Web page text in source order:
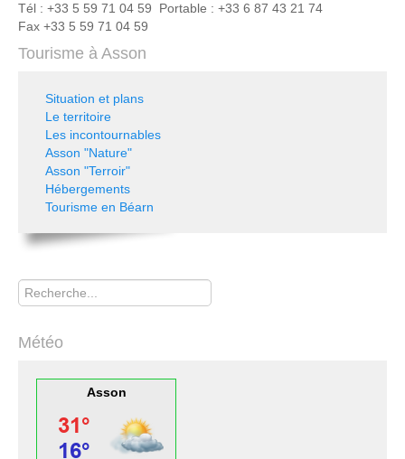
Tél : +33 5 59 71 04 59 Portable : +33 6 87 43 21 74
Fax +33 5 59 71 04 59
Tourisme à Asson
Situation et plans
Le territoire
Les incontournables
Asson "Nature"
Asson "Terroir"
Hébergements
Tourisme en Béarn
Rechercher
Météo
Asson